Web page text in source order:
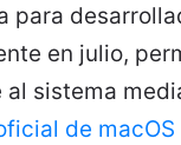
en julio,
sistema
de macOS